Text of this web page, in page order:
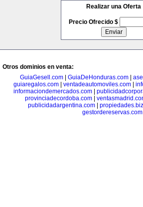
Realizar una Oferta
Precio Ofrecido $
Otros dominios en venta:
GuiaGesell.com
GuiaDeHonduras.com
guiaregalos.com| ventadeautomoviles.com|
informaciondemercados.com|
provinciadecordoba.com
publicidadargentina.com| propiedades.biz
gestordereservas.com